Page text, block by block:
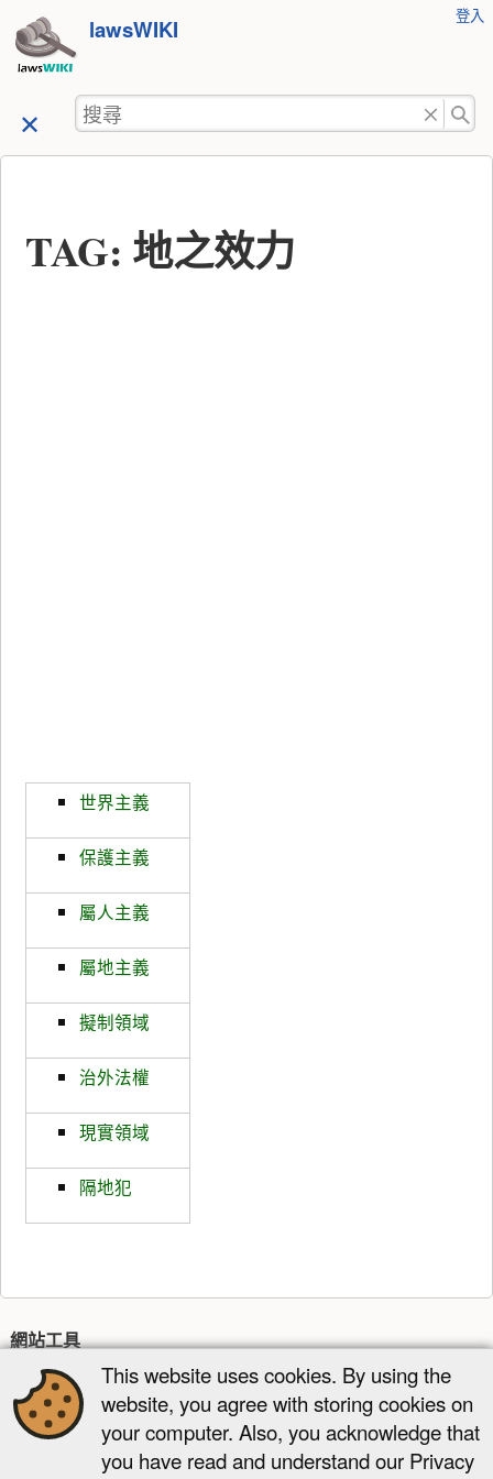
跳
至
容
lawsWIKI
工
登入
搜
尋
TAG: 地之效力
世界主義
保護主義
屬人主義
屬地主義
擬制領域
治外法權
現實領域
隔地犯
網站工具
最近更新 多媒體管理器 網站地圖
頁面工具
舊版 反向連結 回到頁頂
This website uses cookies. By using the
website, you agree with storing cookies on
your computer. Also, you acknowledge that
you have read and understand our Privacy